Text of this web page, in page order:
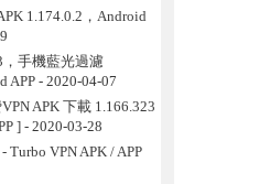
1.174.0.2，Android
，手機藍光過濾
APP- 2020-04-07
APK 下載 1.166.323
]- 2020-03-28
Turbo VPN APK / APP